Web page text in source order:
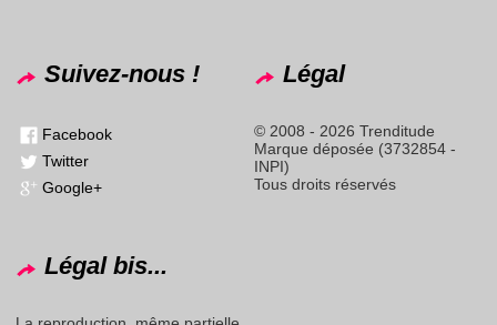
Suivez-nous !
Facebook
Twitter
Google+
Légal
© 2008 - 2026 Trenditude
Marque déposée (3732854 -
INPI)
Tous droits réservés
Légal bis...